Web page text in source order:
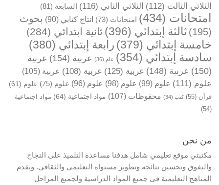
الثلاثي الثالث (112) الثلاثي الثاني (116) السابعة (81)
امتحانات (434) امتحانات (73) انتاج كتابي (90)
بحوث
(195)
ثالثة إبتدائي (396) ثانية ابتدائي (284)
خامسة إبتدائي (379) رابعة إبتدائي (380)
سادسة إبتدائي (354) عام (36) عربية (154)
عربية
(150)
عربية (148) عربية (125) عربية (108) عربية (105)
علوم (111) علوم (99) علوم (98) علوم (96) علوم (75) علوم (61)
قرآن (55) كتب (34) محفوظات (107) مواد اجتماعية (64)
مواد اجتماعية
(54)
من نحن
مكتبتي موقع تعليمي شامل هدفنا مساعدة التلميذ على النجاح
والتفوق وتحسين نتائجه وتطوير مستواه التعليمي والثقافي. ويقدم
المناهج التعليمية فى جميع المواد الدراسية ولجميع المراحل